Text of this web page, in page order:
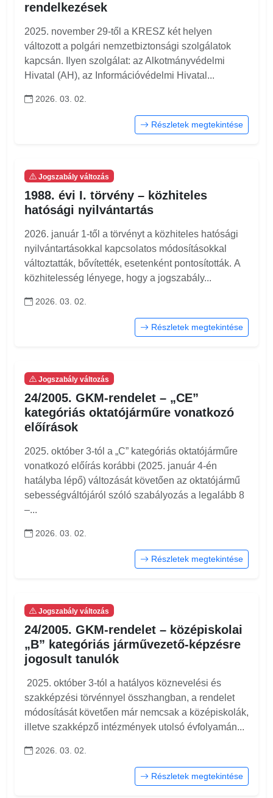
rendelkezések
2025. november 29-től a KRESZ két helyen
változott a polgári nemzetbiztonsági szolgálatok
kapcsán. Ilyen szolgálat: az Alkotmányvédelmi
Hivatal (AH), az Információvédelmi Hivatal...
2026. 03. 02.
Részletek megtekintése
Jogszabály változás
1988. évi I. törvény – közhiteles
hatósági nyilvántartás
2026. január 1-től a törvényt a közhiteles hatósági
nyilvántartásokkal kapcsolatos módosításokkal
változtatták, bővítették, esetenként pontosították. A
közhitelesség lényege, hogy a jogszabály...
2026. 03. 02.
Részletek megtekintése
Jogszabály változás
24/2005. GKM-rendelet – „CE”
kategóriás oktatójárműre vonatkozó
előírások
2025. október 3-tól a „C” kategóriás oktatójárműre
vonatkozó előírás korábbi (2025. január 4-én
hatályba lépő) változását követően az oktatójármű
sebességváltójáról szóló szabályozás a legalább 8
–...
2026. 03. 02.
Részletek megtekintése
Jogszabály változás
24/2005. GKM-rendelet – középiskolai
„B” kategóriás járművezető-képzésre
jogosult tanulók
2025. október 3-tól a hatályos köznevelési és
szakképzési törvénnyel összhangban, a rendelet
módosítását követően már nemcsak a középiskolák,
illetve szakképző intézmények utolsó évfolyamán...
2026. 03. 02.
Részletek megtekintése